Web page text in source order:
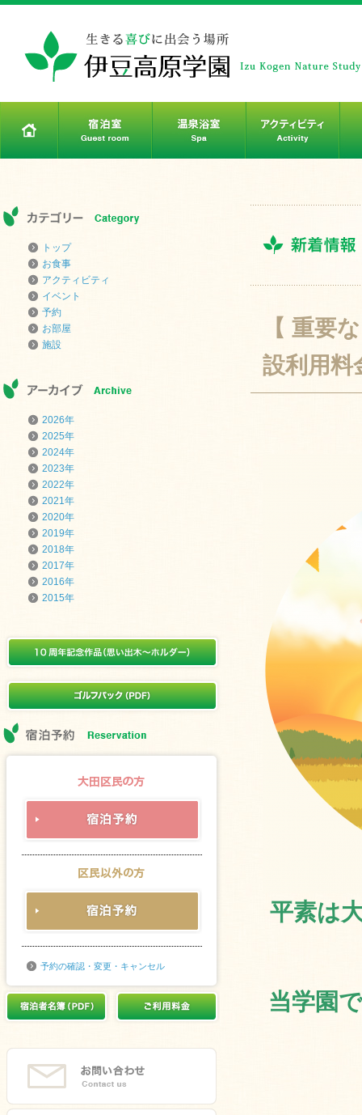
トップ
お食事
アクティビティ
イベント
予約
お部屋
施設
2026年
2025年
2024年
2023年
2022年
2021年
2020年
2019年
2018年
2017年
2016年
2015年
予約の確認・変更・キャンセル
【 重要
設利用料
平素は
当学園